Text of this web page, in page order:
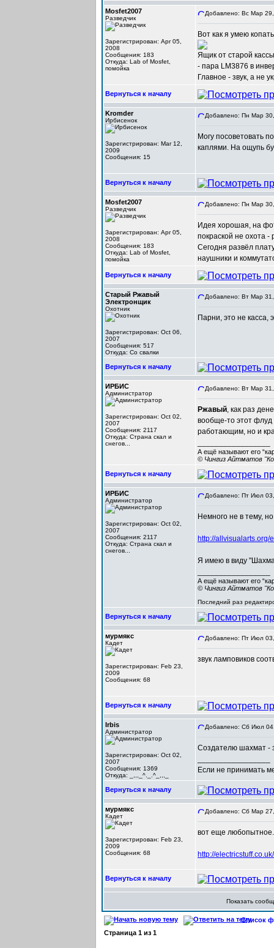
Mosfet2007
Разведчик
Зарегистрирован: Apr 05,
2008
Сообщения: 183
Откуда: Lab of Mosfet,
помойка
Добавлено: Вс Мар
Вот как я умею
Ящик от старой
- пара LM3876 в
Главное - звук, а не
Вернуться к началу
Kromder
Ирбисенок
Зарегистрирован: Mar 12,
2009
Сообщения: 15
Добавлено: Пн Мар
Могу посоветовать
каплями. На ощупь
Вернуться к началу
Mosfet2007
Разведчик
Зарегистрирован: Apr 05,
2008
Сообщения: 183
Откуда: Lab of Mosfet,
помойка
Добавлено: Пн Мар
Идея хорошая, на
покраской не охота
Сегодня развёл
наушники и
Вернуться к началу
Старый Ржавый
Электронщик
Охотник
Зарегистрирован: Oct 06,
2007
Сообщения: 517
Откуда: Со свалки
Добавлено: Вт Мар
Парни, это не касса,
Вернуться к началу
ИРБИС
Администратор
Зарегистрирован: Oct 02,
2007
Сообщения: 2117
Откуда: Cтрана скал и
снегов...
Добавлено: Вт Мар
Ржавый, как раз
вообще-то этот флуд
работающим, но и
А ещё называют его
© Чингиз Айтматов
Вернуться к началу
ИРБИС
Администратор
Зарегистрирован: Oct 02,
2007
Сообщения: 2117
Откуда: Cтрана скал и
снегов...
Добавлено: Пт Июл
Немного не в тему,
http://allvisualarts.org/
Я имею в виду
А ещё называют его
© Чингиз Айтматов
Последний раз
Вернуться к началу
мурмякс
Кадет
Зарегистрирован: Feb 23,
2009
Сообщения: 68
Добавлено: Пт Июл
звук ламповиков
Вернуться к началу
Irbis
Администратор
Зарегистрирован: Oct 02,
2007
Сообщения: 1369
Откуда: _,,,_^._.^_,,,_
Добавлено: Сб Июл
Cоздателю шахмат -
Если не принимать
Вернуться к началу
мурмякс
Кадет
Зарегистрирован: Feb 23,
2009
Сообщения: 68
Добавлено: Сб Мар
вот еще
http://
Вернуться к началу
Показать
Список
Страница 1 из 1